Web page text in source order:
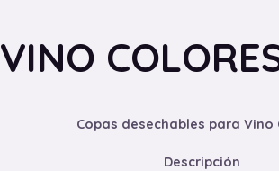
VINO
Copas desechables para Vino
Descripción